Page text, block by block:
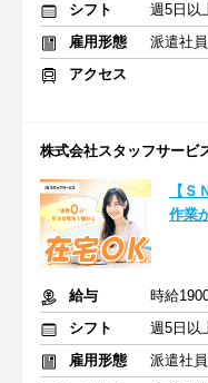
シフト
週5日以
雇用形態
派遣社員
アクセス
株式会社スタッフサービ
【
作業
給与
時給
シフト
週5日以
雇用形態
派遣社員